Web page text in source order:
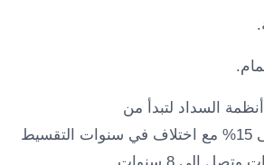
السداد لتبدأ من
مقدم 7% وتصل إلى 15% مع اختلاف في سنوات التقسيط